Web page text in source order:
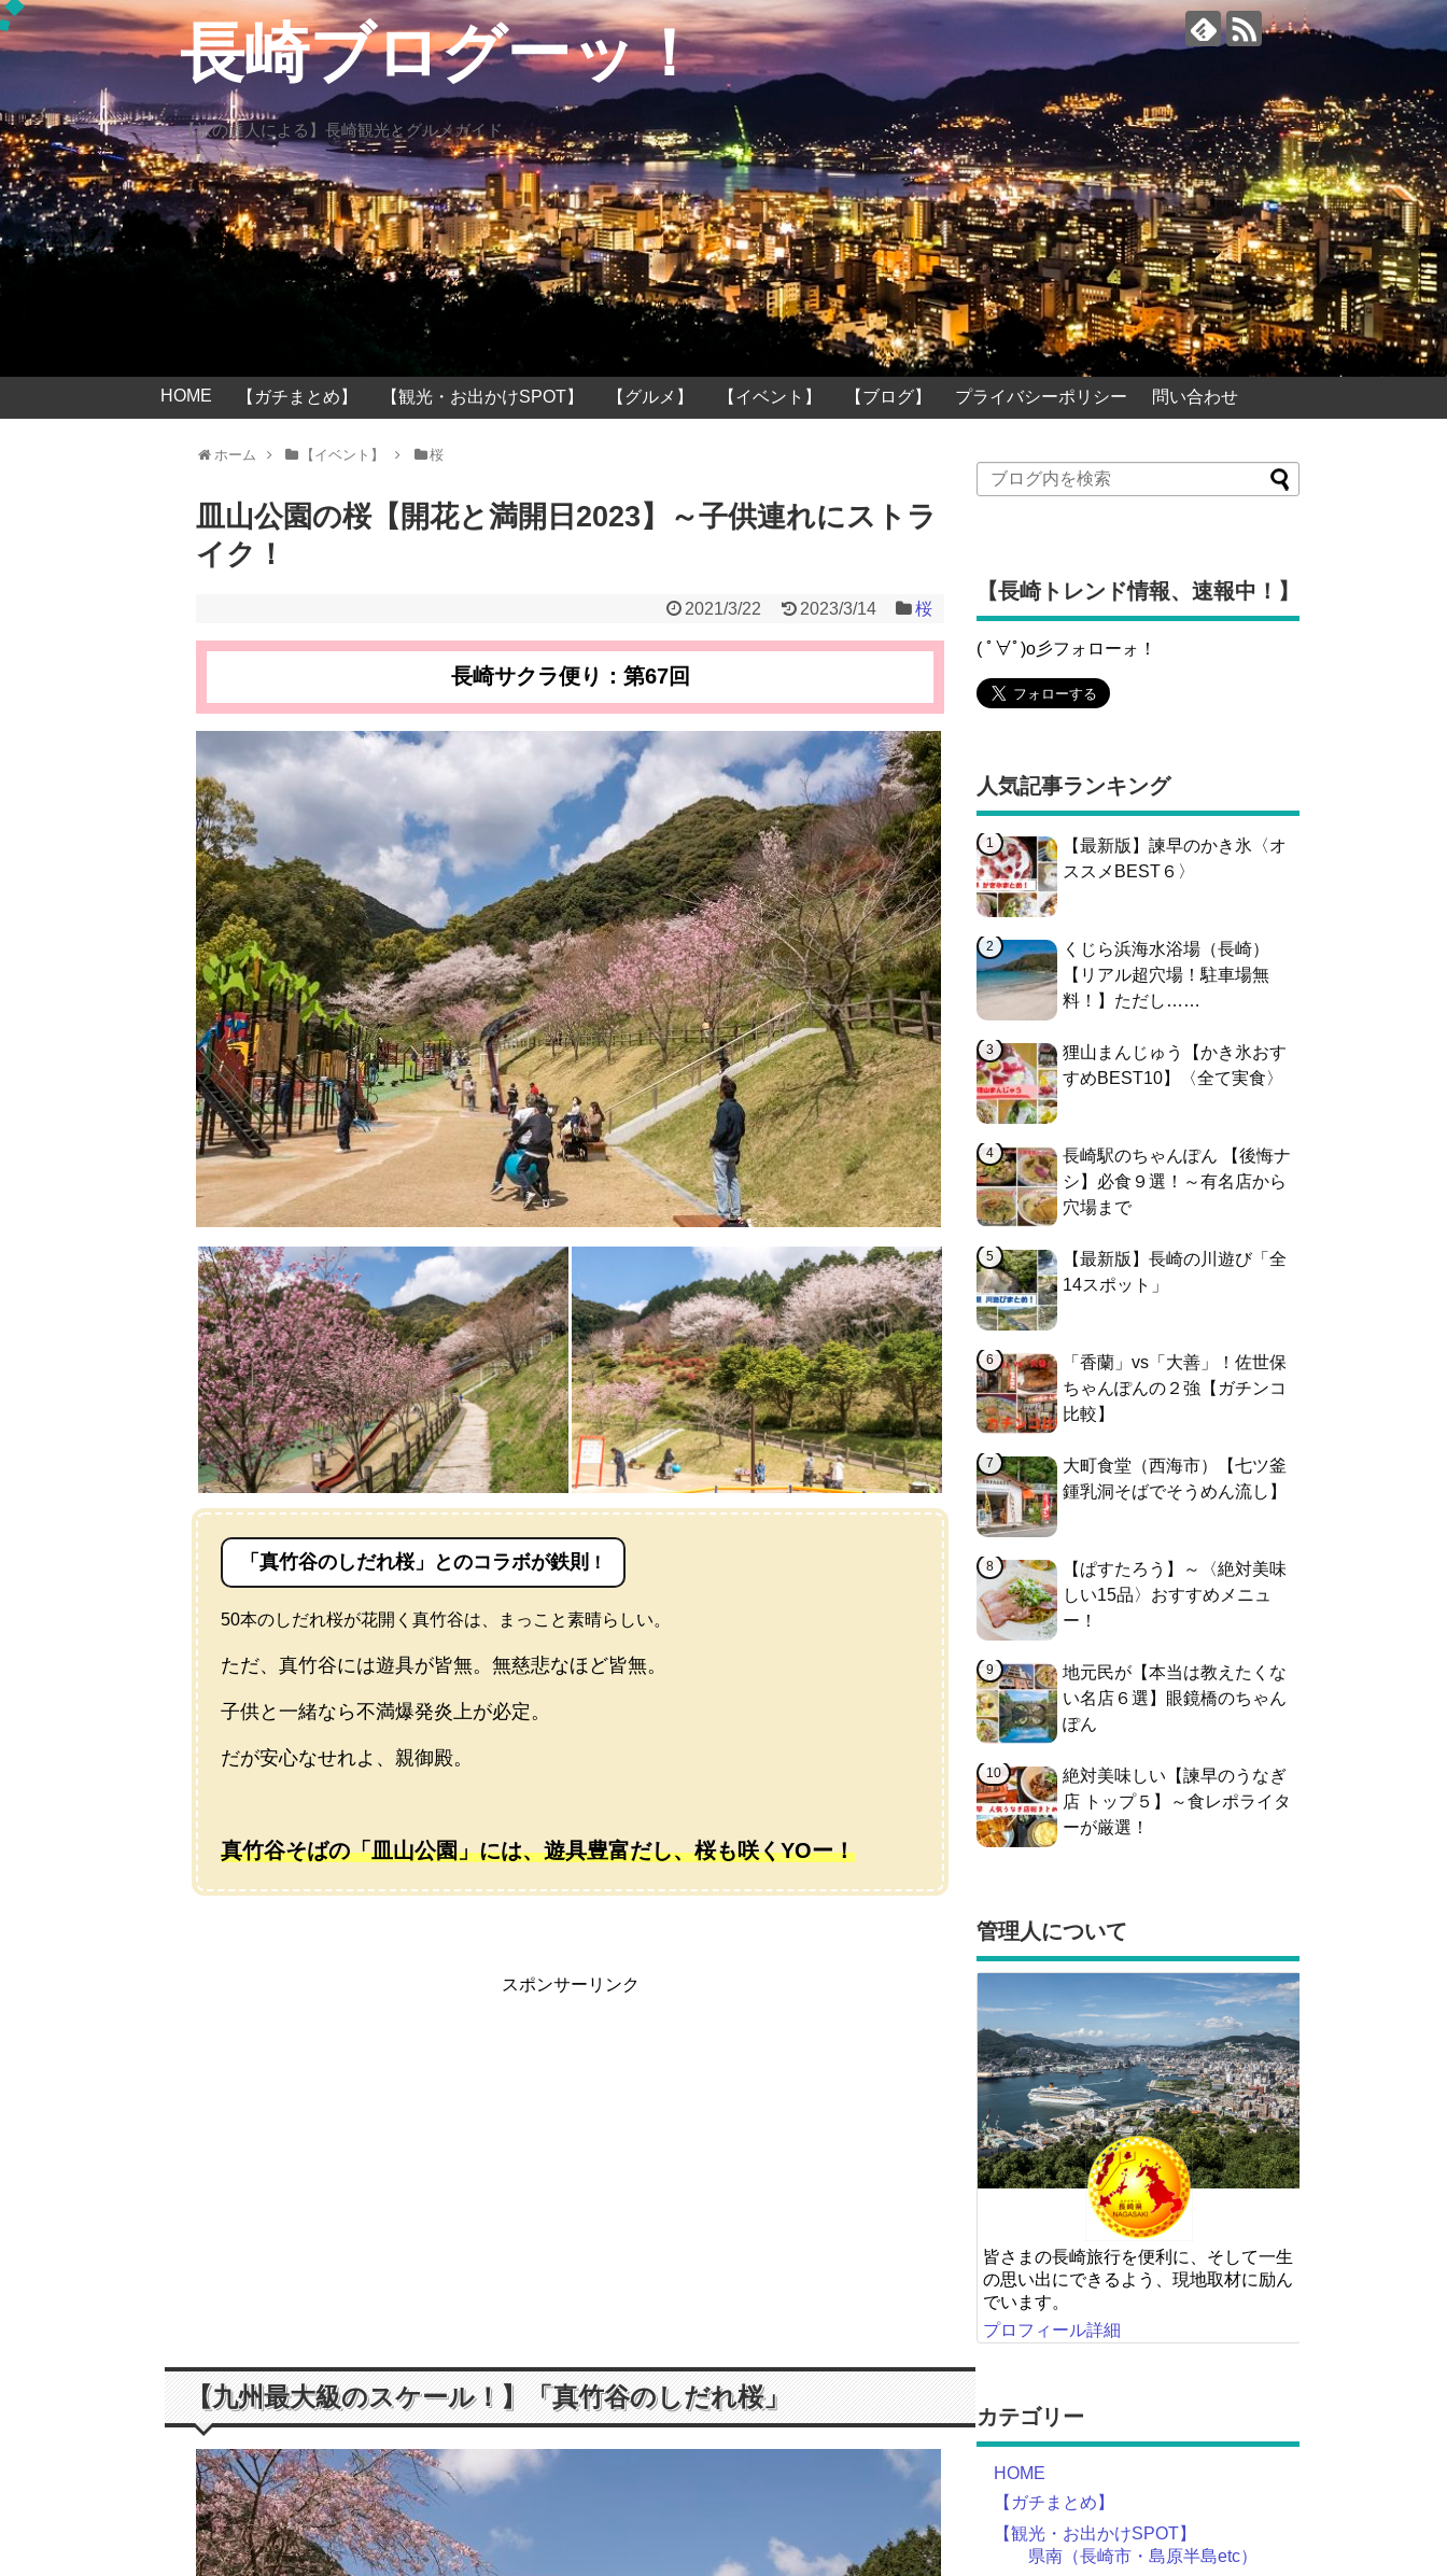
長崎ブログーッ！
【旅の達人による】長崎観光とグルメガイド
HOME 【ガチまとめ】 【観光・お出かけSPOT】 【グルメ】 【イベント】 【ブログ】 プライバシーポリシー 問い合わせ
ホーム 【イベント】 桜
皿山公園の桜【開花と満開日2023】～子供連れにストラ
イク！
2021/3/22 2023/3/14 桜
長崎サクラ便り：第67回
「真竹谷のしだれ桜」とのコラボが鉄則 ！
50本のしだれ桜が花開く真竹谷は、まっこと素晴らしい。
ただ、真竹谷には遊具が皆無。無慈悲なほど皆無。
子供と一緒なら不満爆発炎上が必定。
だが安心なせれよ、親御殿。
真竹谷そばの「皿山公園」には、遊具豊富だし、桜も咲くYOー！
スポンサーリンク
【九州最大級のスケール！】「真竹谷のしだれ桜」
【長崎トレンド情報、速報中！】
( ﾟ∀ﾟ)o彡フォローォ！
人気記事ランキング
【最新版】諫早のかき氷〈オ
ススメBEST６〉
くじら浜海水浴場（長崎）
【リアル超穴場！駐車場無
料！】ただし……
狸山まんじゅう【かき氷おす
すめBEST10】〈全て実食〉
長崎駅のちゃんぽん 【後悔ナ
シ】必食９選！～有名店から
穴場まで
【最新版】長崎の川遊び「全
14スポット」
「香蘭」vs「大善」！佐世保
ちゃんぽんの２強【ガチンコ
比較】
大町食堂（西海市）【七ツ釜
鍾乳洞そばでそうめん流し】
【ぱすたろう】～〈絶対美味
しい15品〉おすすめメニュ
ー！
地元民が【本当は教えたくな
い名店６選】眼鏡橋のちゃん
ぽん
絶対美味しい【諫早のうなぎ
店 トップ５】～食レポライタ
ーが厳選！
管理人について
皆さまの長崎旅行を便利に、そして一生
の思い出にできるよう、現地取材に励ん
でいます。
プロフィール詳細
カテゴリー
HOME
【ガチまとめ】
【観光・お出かけSPOT】
県南（長崎市・島原半島etc）